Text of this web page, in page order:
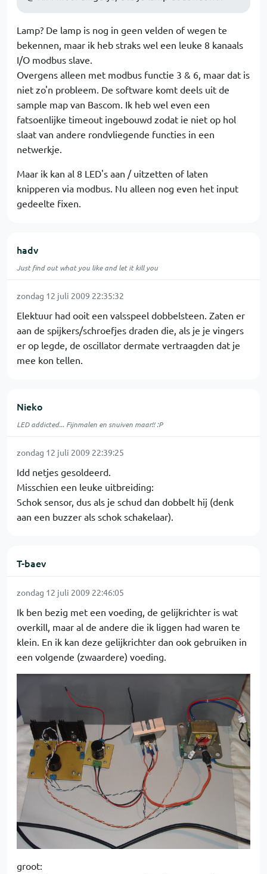
Lamp? De lamp is nog in geen velden of wegen te
bekennen, maar ik heb straks wel een leuke 8 kanaals
I/O modbus slave.
Overgens alleen met modbus functie 3 & 6, maar dat is
niet zo'n probleem. De software komt deels uit de
sample map van Bascom. Ik heb wel even een
fatsoenlijke timeout ingebouwd zodat ie niet op hol
slaat van andere rondvliegende functies in een
netwerkje.
Maar ik kan al 8 LED's aan / uitzetten of laten
knipperen via modbus. Nu alleen nog even het input
gedeelte fixen.
hadv
Just find out what you like and let it kill you
zondag 12 juli 2009 22:35:32
Elektuur had ooit een valsspeel dobbelsteen. Zaten er
aan de spijkers/schroefjes draden die, als je je vingers
er op legde, de oscillator dermate vertraagden dat je
mee kon tellen.
Nieko
LED addicted... Fijnmalen en snuiven maar!! :P
zondag 12 juli 2009 22:39:25
Idd netjes gesoldeerd.
Misschien een leuke uitbreiding:
Schok sensor, dus als je schud dan dobbelt hij (denk
aan een buzzer als schok schakelaar).
T-baev
zondag 12 juli 2009 22:46:05
Ik ben bezig met een voeding, de gelijkrichter is wat
overkill, maar al de andere die ik liggen had waren te
klein. En ik kan deze gelijkrichter dan ook gebruiken in
een volgende (zwaardere) voeding.
groot: